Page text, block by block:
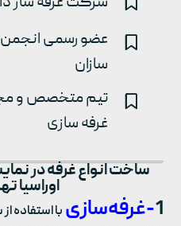
عضو رسمی انجمن
سازان
غرفه سازی
ساخت انواع غرفه در
اوراسیا
1-غرفه‌سازی با استفاده